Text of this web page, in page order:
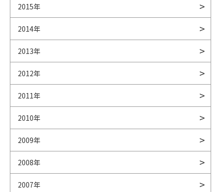
2015年
2014年
2013年
2012年
2011年
2010年
2009年
2008年
2007年